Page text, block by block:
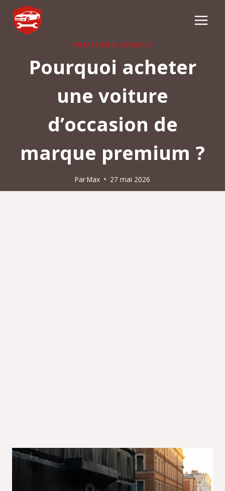
Aller
contenu
ENTRETIEN & CONSEILS
Pourquoi acheter
une voiture
d’occasion de
marque premium ?
ParMax 27 mai 2026